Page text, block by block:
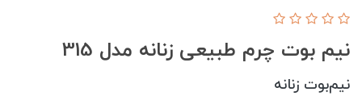
نیم بوت چرم طبیعی زنانه مدل 315
نیم‌بوت زنانه